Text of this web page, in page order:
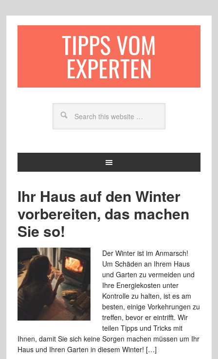
TIPPS VOM
EXPERTEN
Ihr Haus auf den Winter
vorbereiten, das machen
Sie so!
Der Winter ist im Anmarsch!
Um Schäden an Ihrem Haus
und Garten zu vermeiden und
Ihre Energiekosten unter
Kontrolle zu halten, ist es am
besten, einige Vorkehrungen zu
treffen, bevor er eintrifft. Wir
teilen Tipps und Tricks mit
Ihnen, damit Sie sich keine Sorgen machen müssen um Ihr
Haus und Ihren Garten in diesem Winter! […]